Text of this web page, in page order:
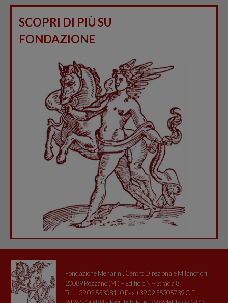
SCOPRI DI PIÙ SU
FONDAZIONE
Fondazione Menarini, Centro Direzionale Milanofiori
20089 Rozzano (MI) – Edificio N – Strada 8
Tel. +39 02 55308110 Fax +39 02 55305739 C.F.